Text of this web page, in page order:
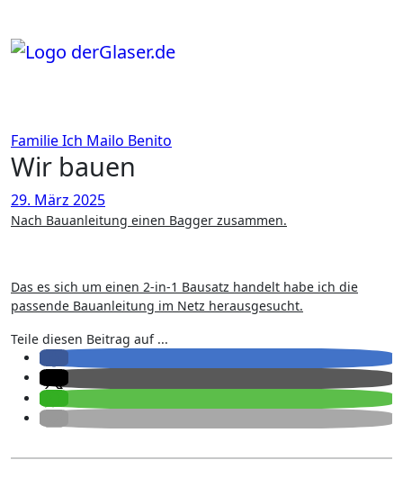
springen
FamilieIch Mailo Benito
Wir bauen
29. März 2025
Nach Bauanleitung einen Bagger zusammen.
Das es sich um einen 2-in-1 Bausatz handelt habe ich die
passende Bauanleitung im Netz herausgesucht.
Teile diesen Beitrag auf ...